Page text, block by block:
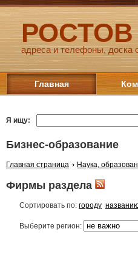
адреса и телефоны, доска
Главная
Я ищу:
Бизнес-образование
Главная страница Наука,
Фирмы раздела
Сортировать по: городу
Выберите регион: